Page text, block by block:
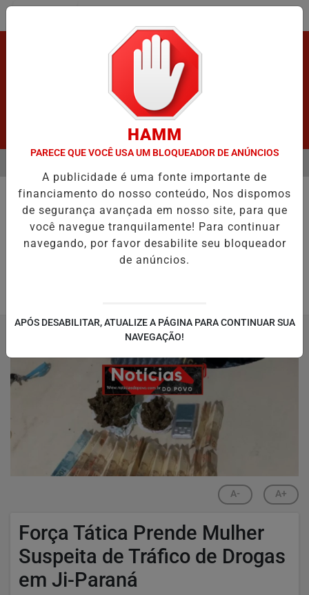
EM ALTA
POLICIAL
Força Tática apreende drogas.
Força Tática Prende Mulher Suspeita de
Tráfico de Drogas em Ji-Paraná
A- A+
Força Tática Prende Mulher
Suspeita de Tráfico de Drogas
em Ji-Paraná
HAMM
PARECE QUE VOCÊ USA UM BLOQUEADOR DE ANÚNCIOS
A publicidade é uma fonte importante de
financiamento do nosso conteúdo, Nos dispomos
de segurança avançada em nosso site, para que
você navegue tranquilamente! Para continuar
navegando, por favor desabilite seu bloqueador
de anúncios.
APÓS DESABILITAR, ATUALIZE A PÁGINA PARA CONTINUAR SUA
NAVEGAÇÃO!